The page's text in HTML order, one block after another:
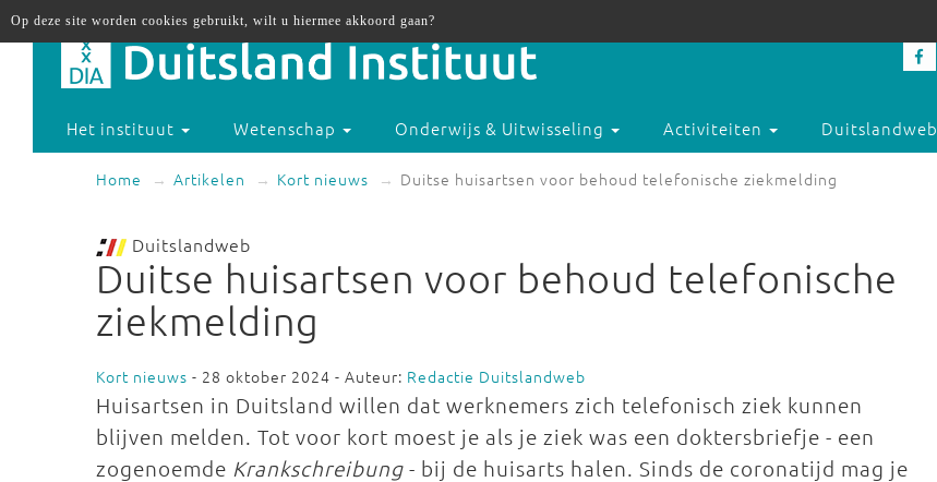
Het instituut Wetenschap Onderwijs & Uitwisseling Activiteiten Duitslandweb
Home Artikelen Kort nieuws Duitse huisartsen voor behoud telefonische ziekmelding
Duitslandweb
Duitse huisartsen voor behoud telefonische
ziekmelding
Kort nieuws - 28 oktober 2024 - Auteur: Redactie Duitslandweb
Huisartsen in Duitsland willen dat werknemers zich telefonisch ziek kunnen
blijven melden. Tot voor kort moest je als je ziek was een doktersbriefje - een
zogenoemde Krankschreibung - bij de huisarts halen. Sinds de coronatijd mag je
Op deze site worden cookies gebruikt, wilt u hiermee akkoord gaan?